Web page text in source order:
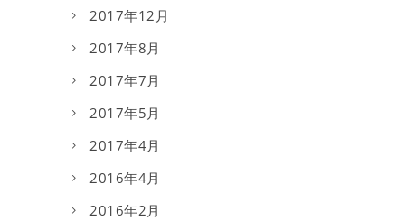
2017年12月
2017年8月
2017年7月
2017年5月
2017年4月
2016年4月
2016年2月